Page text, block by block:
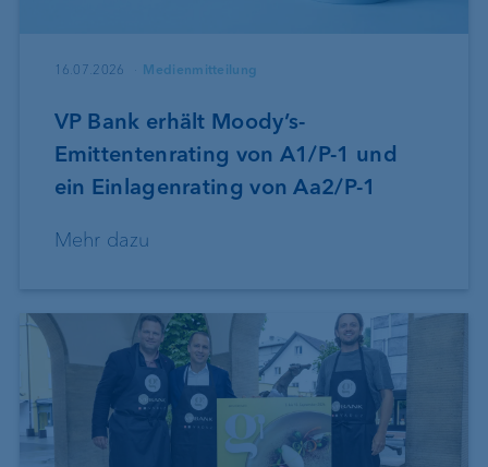
16.07.2026 Medienmitteilung
VP Bank erhält Moody’s-
Emittentenrating von A1/P-1 und
ein Einlagenrating von Aa2/P-1
Mehr dazu